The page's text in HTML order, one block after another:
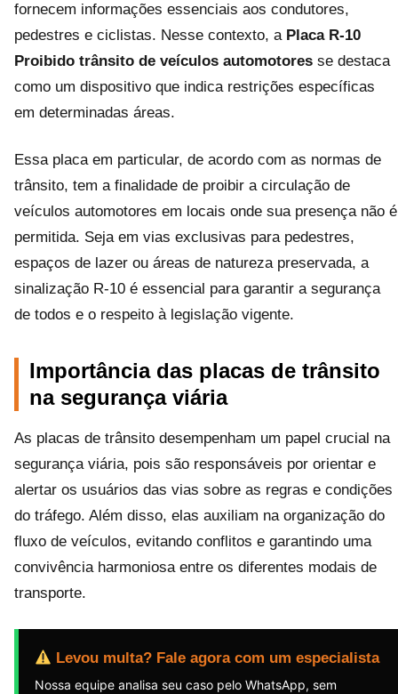
fornecem informações essenciais aos condutores,
pedestres e ciclistas. Nesse contexto, a Placa R-10
Proibido trânsito de veículos automotores se destaca
como um dispositivo que indica restrições específicas
em determinadas áreas.
Essa placa em particular, de acordo com as normas de
trânsito, tem a finalidade de proibir a circulação de
veículos automotores em locais onde sua presença não é
permitida. Seja em vias exclusivas para pedestres,
espaços de lazer ou áreas de natureza preservada, a
sinalização R-10 é essencial para garantir a segurança
de todos e o respeito à legislação vigente.
Importância das placas de trânsito
na segurança viária
As placas de trânsito desempenham um papel crucial na
segurança viária, pois são responsáveis por orientar e
alertar os usuários das vias sobre as regras e condições
do tráfego. Além disso, elas auxiliam na organização do
fluxo de veículos, evitando conflitos e garantindo uma
convivência harmoniosa entre os diferentes modais de
transporte.
Levou multa? Fale agora com um especialista
Nossa equipe analisa seu caso pelo WhatsApp, sem